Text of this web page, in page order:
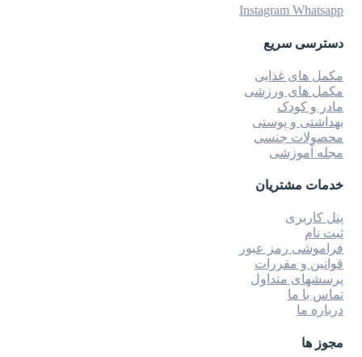
Instagram Whatsapp
دسترسی سریع
مکمل های غذایی
مکمل های ورزشی
مادر و کودک
بهداشتی و پوستی
محصولات جنسی
مجله آموزشی
خدمات مشتریان
پنل کاربری
ثبت نام
فراموشی رمز عبور
قوانین و مقررات
پرسشهای متداول
تماس با ما
درباره ما
مجوز ها